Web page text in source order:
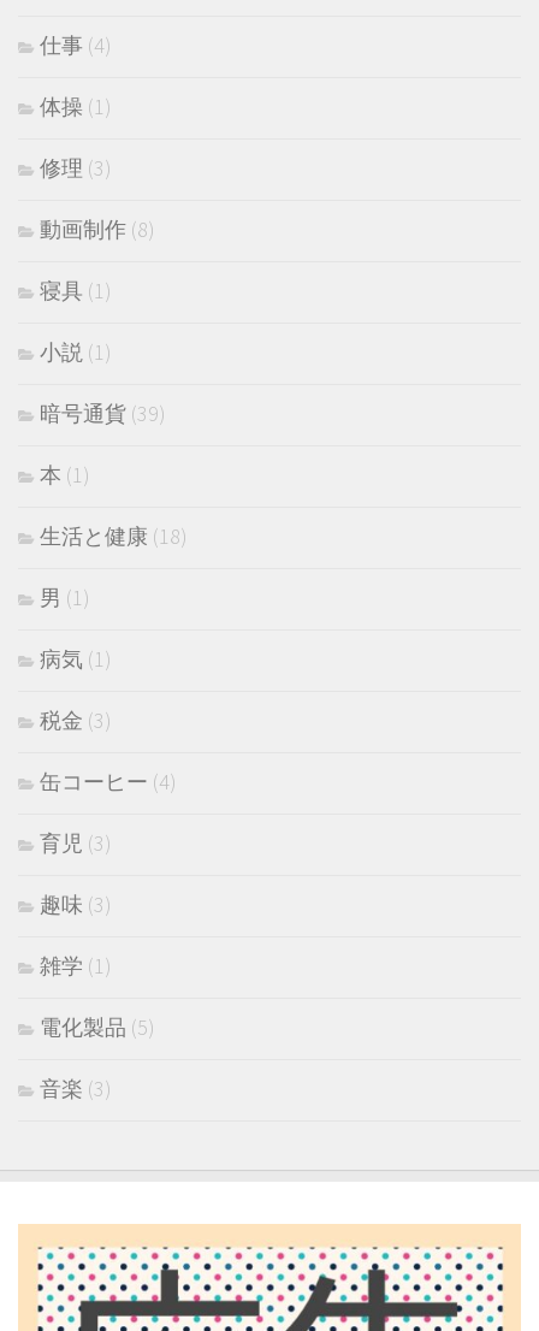
仕事 (4)
体操 (1)
修理 (3)
動画制作 (8)
寝具 (1)
小説 (1)
暗号通貨 (39)
本 (1)
生活と健康 (18)
男 (1)
病気 (1)
税金 (3)
缶コーヒー (4)
育児 (3)
趣味 (3)
雑学 (1)
電化製品 (5)
音楽 (3)